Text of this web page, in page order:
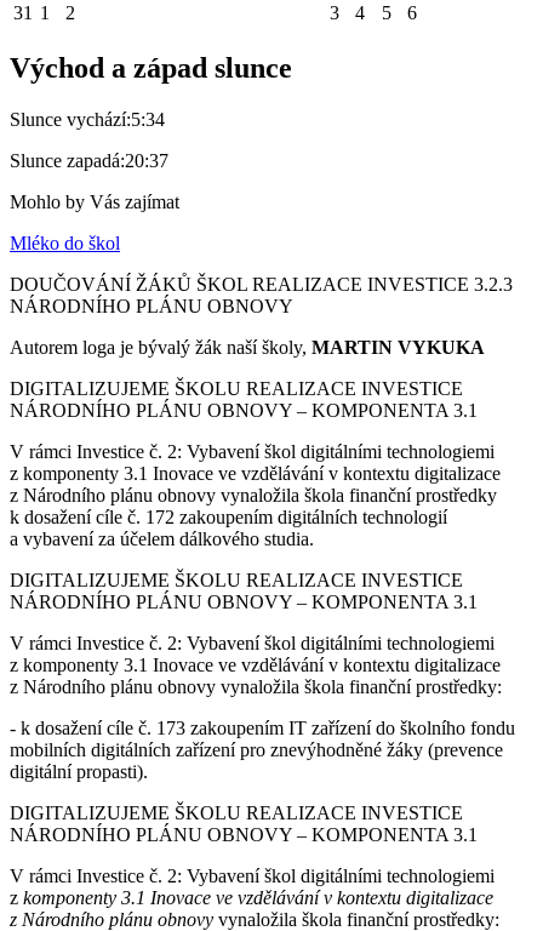
31 1 2 3 4 5 6
Východ a západ slunce
Slunce vychází:5:34
Slunce zapadá:20:37
Mohlo by Vás zajímat
Mléko do škol
DOUČOVÁNÍ ŽÁKŮ ŠKOL REALIZACE INVESTICE 3.2.3
NÁRODNÍHO PLÁNU OBNOVY
Autorem loga je bývalý žák naší školy, MARTIN VYKUKA
DIGITALIZUJEME ŠKOLU REALIZACE INVESTICE
NÁRODNÍHO PLÁNU OBNOVY – KOMPONENTA 3.1
V rámci Investice č. 2: Vybavení škol digitálními technologiemi
z komponenty 3.1 Inovace ve vzdělávání v kontextu digitalizace
z Národního plánu obnovy vynaložila škola finanční prostředky
k dosažení cíle č. 172 zakoupením digitálních technologií
a vybavení za účelem dálkového studia.
DIGITALIZUJEME ŠKOLU REALIZACE INVESTICE
NÁRODNÍHO PLÁNU OBNOVY – KOMPONENTA 3.1
V rámci Investice č. 2: Vybavení škol digitálními technologiemi
z komponenty 3.1 Inovace ve vzdělávání v kontextu digitalizace
z Národního plánu obnovy vynaložila škola finanční prostředky:
- k dosažení cíle č. 173 zakoupením IT zařízení do školního fondu
mobilních digitálních zařízení pro znevýhodněné žáky (prevence
digitální propasti).
DIGITALIZUJEME ŠKOLU REALIZACE INVESTICE
NÁRODNÍHO PLÁNU OBNOVY – KOMPONENTA 3.1
V rámci Investice č. 2: Vybavení škol digitálními technologiemi
z komponenty 3.1 Inovace ve vzdělávání v kontextu digitalizace
z Národního plánu obnovy vynaložila škola finanční prostředky: